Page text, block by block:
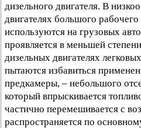
дизельного двигателя. В
двигателях большого
используются на грузовых
проявляется в меньшей
дизельных двигателях
пытаются избавиться
предкамеры, – небольшого
который впрыскивается
частично перемешивается с
распространяется по